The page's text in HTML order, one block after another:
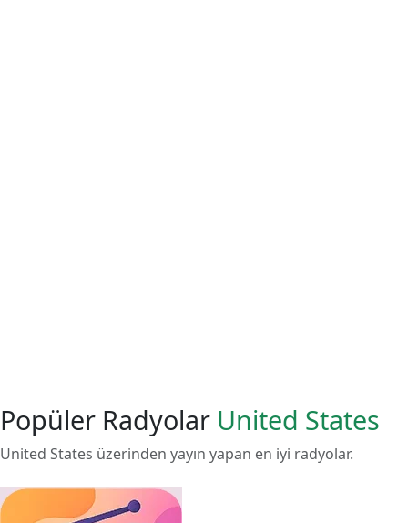
Popüler Radyolar United States
United States üzerinden yayın yapan en iyi radyolar.